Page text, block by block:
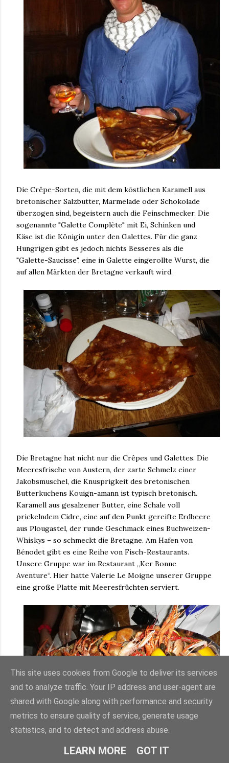
Die Crêpe-Sorten, die mit dem köstlichen Karamell aus
bretonischer Salzbutter, Marmelade oder Schokolade
überzogen sind, begeistern auch die Feinschmecker. Die
sogenannte "Galette Complète" mit Ei, Schinken und
Käse ist die Königin unter den Galettes. Für die ganz
Hungrigen gibt es jedoch nichts Besseres als die
"Galette-Saucisse", eine in Galette eingerollte Wurst, die
auf allen Märkten der Bretagne verkauft wird.
Die Bretagne hat nicht nur die Crêpes und Galettes. Die
Meeresfrische von Austern, der zarte Schmelz einer
Jakobsmuschel, die Knusprigkeit des bretonischen
Butterkuchens Kouign-amann ist typisch bretonisch.
Karamell aus gesalzener Butter, eine Schale voll
prickelndem Cidre, eine auf den Punkt gereifte Erdbeere
aus Plougastel, der runde Geschmack eines Buchweizen-
Whiskys – so schmeckt die Bretagne. Am Hafen von
Bénodet gibt es eine Reihe von Fisch-Restaurants.
Unsere Gruppe war im Restaurant „Ker Bonne
Aventure“. Hier hatte Valerie Le Moigne unserer Gruppe
eine große Platte mit Meeresfrüchten serviert.
This site uses cookies from Google to deliver its services
and to analyze traffic. Your IP address and user-agent are
shared with Google along with performance and security
metrics to ensure quality of service, generate usage
statistics, and to detect and address abuse.
LEARN MORE GOT IT